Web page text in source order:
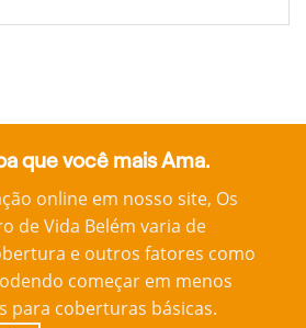
que você mais Ama.
online em nosso site, Os
de Vida Belém varia de
e outros fatores como
começar em menos
para coberturas básicas.